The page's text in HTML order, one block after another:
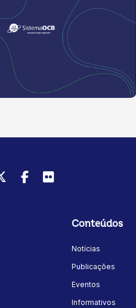
Twitter/X
Facebook
Flickr
Conteúdos
Notícias
Publicações
Eventos
Informativos